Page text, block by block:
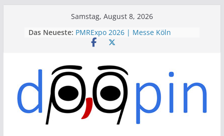
Samstag, August 8, 2026
Das Neueste: PMRExpo 2026 | Messe Köln
VdS-BrandSchutzTage 2026 |
VALVE WORLD EXPO 2026 | Messe
Düsseldorf
ESSEN MOTOR SHOW 2026 | Messe
Essen